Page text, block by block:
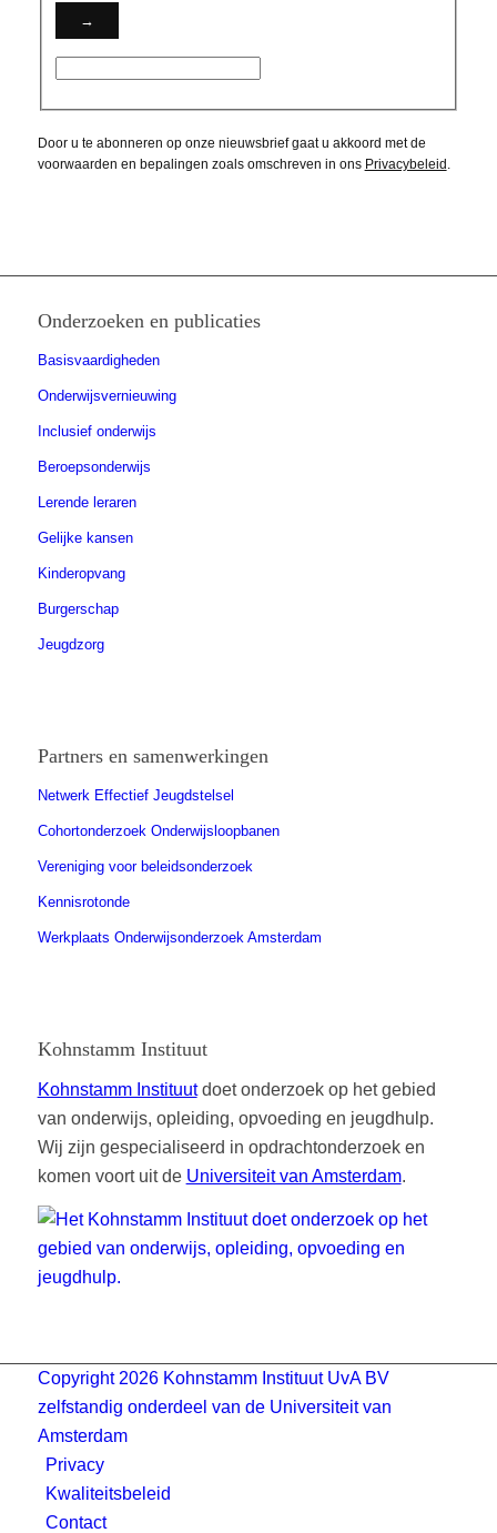
Door u te abonneren op onze nieuwsbrief gaat u akkoord met de
voorwaarden en bepalingen zoals omschreven in ons Privacybeleid
Onderzoeken en publicaties
Basisvaardigheden
Onderwijsvernieuwing
Inclusief onderwijs
Beroepsonderwijs
Lerende leraren
Gelijke kansen
Kinderopvang
Burgerschap
Jeugdzorg
Partners en samenwerkingen
Netwerk Effectief Jeugdstelsel
Cohortonderzoek Onderwijsloopbanen
Vereniging voor beleidsonderzoek
Kennisrotonde
Werkplaats Onderwijsonderzoek Amsterdam
Kohnstamm Instituut
Kohnstamm Instituutdoet onderzoek op het gebied
van onderwijs, opleiding, opvoeding en jeugdhulp.
Wij zijn gespecialiseerd in opdrachtonderzoek en
komen voort uit de Universiteit van Amsterdam.
Copyright 2026 Kohnstamm Instituut UvA BV
zelfstandig onderdeel van de Universiteit van
Amsterdam
Privacy
Kwaliteitsbeleid
Contact